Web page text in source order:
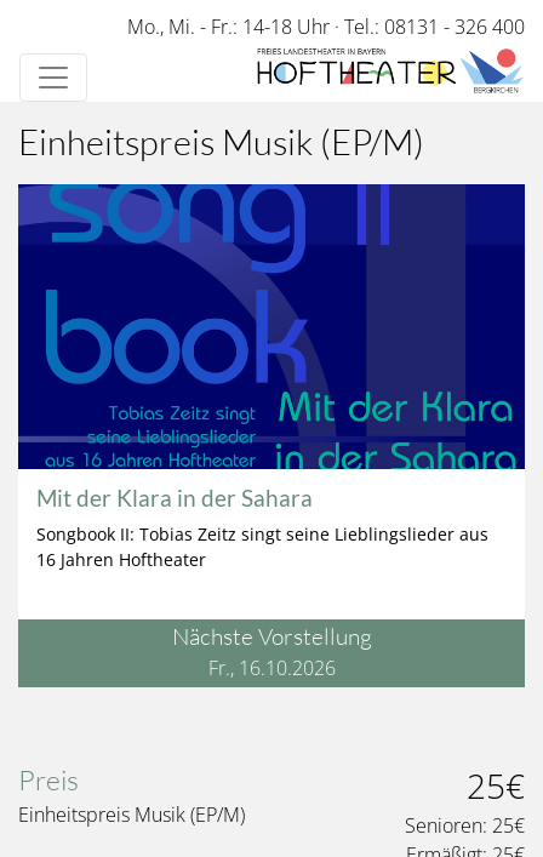
Direkt
zum
Inhalt
Mo., Mi. - Fr.: 14-18 Uhr · Tel.: 08131 - 326 400
Einheitspreis Musik (EP/M)
Mit der Klara in der Sahara
Songbook II: Tobias Zeitz singt seine Lieblingslieder aus
16 Jahren Hoftheater
Nächste Vorstellung
Fr., 16.10.2026
Preis
Einheitspreis Musik (EP/M)
25€
Senioren: 25€